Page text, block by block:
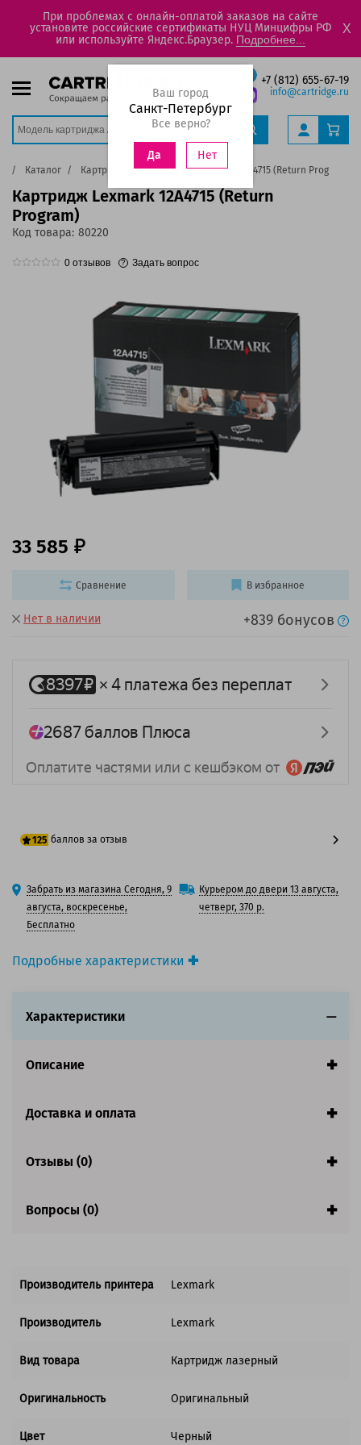
При проблемах с онлайн-оплатой заказов на сайте
установите российские сертификаты НУЦ Минцифры РФ
или используйте Яндекс.Браузер. Подробнее...
X
+7 (812) 655-67-19
info@cartridge.ru
Ваш город
Санкт-Петербург
Все верно?
Да Нет
Каталог Картриджи Картридж Lexmark 12A4715 (Return Program)
Картридж Lexmark 12A4715 (Return
Program)
Код товара: 80220
0 отзывов Задать вопрос
Подробные характеристики
Вид товара:Картридж лазерный
Ресурс:12 000 страниц формата А4 при 5%
Страна:Китай
Обратите внимание:
Return Program - это программа, по которой покупатель
соглашается с требованием лицензионного соглашения
Нет в наличии +839 бонусов
33 585
125 баллов за отзыв
100 баллов
125 баллов
Забрать из магазина Сегодня, 9
августа, воскресенье,
Бесплатно
Курьером до двери 13 августа,
четверг, 370 р.
Сравнение В избранное
Характеристики
Описание
Доставка и оплата
Отзывы (0)
Вопросы (0)
Производитель принтера Lexmark
Производитель Lexmark
Вид товара Картридж лазерный
Оригинальность Оригинальный
Цвет Черный